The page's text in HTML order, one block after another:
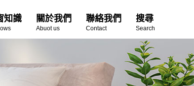
知識 關於我們
Abuot us
聯絡我們
Contact
搜尋
Search